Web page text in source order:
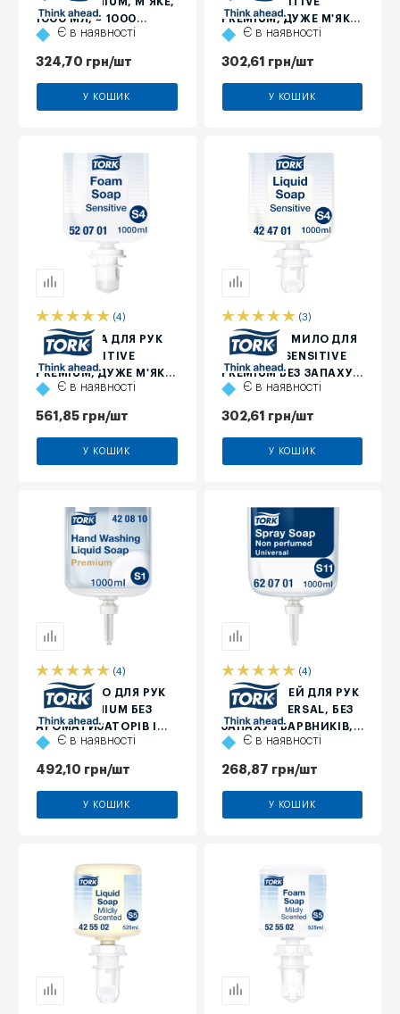
1000 МЛ, ≈ 1000
ПОРЦІЙ
Є в наявності
324,70 грн/шт
У КОШИК
PREMIUM, ДУЖЕ М'ЯКЕ,
БЕЗ ЗАПАХУ І
ПОРЦІЙ
Є в наявності
302,61 грн/шт
У КОШИК
(4)
МИЛО-ПІНА ДЛЯ РУК
TORK SENSITIVE
PREMIUM, ДУЖЕ М'ЯКЕ,
БЕЗ ЗАПАХУ І
ПОРЦІЙ
Є в наявності
561,85 грн/шт
У КОШИК
(3)
ДЕЛІКАТНЕ МИЛО ДЛЯ
РУК TORK SENSITIVE
PREMIUM БЕЗ ЗАПАХУ,
1000 МЛ
Є в наявності
302,61 грн/шт
У КОШИК
(4)
РІДКЕ МИЛО ДЛЯ РУК
TORK PREMIUM БЕЗ
АРОМАТИЗАТОРІВ І
БАРВНИКІВ, 1 Л
Є в наявності
492,10 грн/шт
У КОШИК
(4)
МИЛО-СПРЕЙ ДЛЯ РУК
TORK UNIVERSAL, БЕЗ
ЗАПАХУ І БАРВНИКІВ, 1
Л, ≈ 3000 ПОРЦІЙ
Є в наявності
268,87 грн/шт
У КОШИК